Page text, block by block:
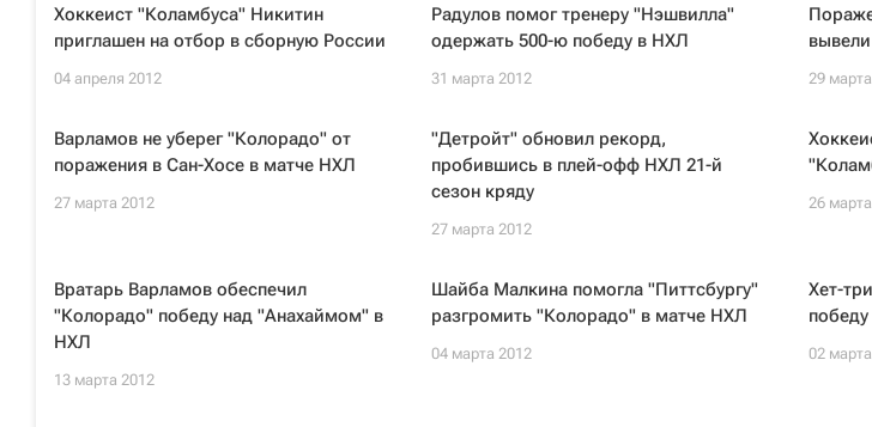
Хоккеист "Коламбуса" Никитин
приглашен на отбор в сборную России
04 апреля 2012
Радулов помог тренеру "Нэшвилла"
одержать 500-ю победу в НХЛ
31 марта 2012 29
Варламов не уберег "Колорадо" от
поражения в Сан-Хосе в матче НХЛ
27 марта 2012
"Детройт" обновил рекорд,
пробившись в плей-офф НХЛ 21-й
сезон кряду
27 марта 2012
26
Вратарь Варламов обеспечил
"Колорадо" победу над "Анахаймом" в
НХЛ
13 марта 2012
Шайба Малкина помогла "Питтсбургу"
разгромить "Колорадо" в матче НХЛ
04 марта 2012
Хет-
02